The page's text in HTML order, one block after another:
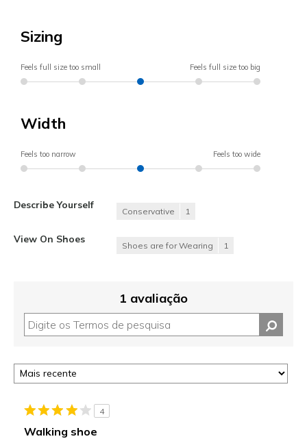
Sizing
Feels full size too small Feels full size too big
Width
Feels too narrow Feels too wide
Describe Yourself
Conservative 1
View On Shoes
Shoes are for Wearing 1
1 avaliação
4
Walking shoe